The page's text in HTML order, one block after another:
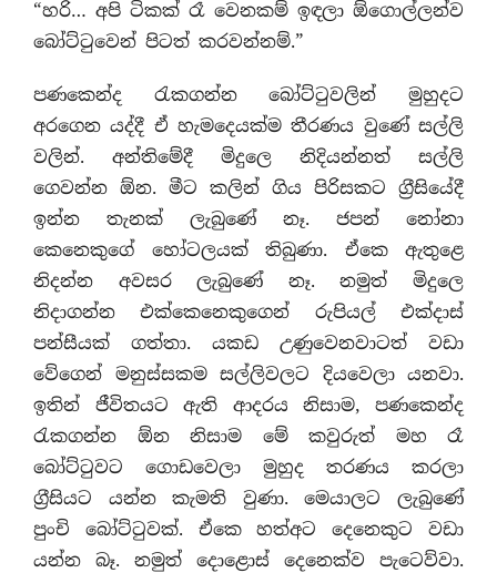
“හරි… අපි ටිකක් රෑ වෙනකම් ඉඳලා ඕගොල්ලන්ව
බෝට්ටුවෙන් පිටත් කරවන්නම්.”
පණකෙන්ද රැකගන්න බෝට්ටුවලින් මුහුදට
අරගෙන යද්දී ඒ හැමදෙයක්ම තීරණය වුණේ සල්ලි
වලින්. අන්තිමේදී මිදුලෙ නිදියන්නත් සල්ලි
ගෙවන්න ඕන. මීට කලින් ගිය පිරිසකට ග‍්‍රීසියේදී
ඉන්න තැනක් ලැබුණේ නෑ. ජපන් නෝනා
කෙනෙකුගේ හෝටලයක් තිබුණා. ඒකෙ ඇතුළෙ
නිදන්න අවසර ලැබුණේ නෑ. නමුත් මිදුලෙ
නිදාගන්න එක්කෙනෙකුගෙන් රුපියල් එක්දාස්
පන්සීයක් ගත්තා. යකඩ උණුවෙනවාටත් වඩා
වේගෙන් මනුස්සකම සල්ලිවලට දියවෙලා යනවා.
ඉතින් ජීවිතයට ඇති ආදරය නිසාම, පණකෙන්ද
රැකගන්න ඕන නිසාම මේ කවුරුත් මහ රෑ
බෝට්ටුවට ගොඩවෙලා මුහුද තරණය කරලා
ග‍්‍රීසියට යන්න කැමති වුණා. මෙයාලට ලැබුණේ
පුංචි බෝට්ටුවක්. ඒකෙ හත්අට දෙනෙකුට වඩා
යන්න බෑ. නමුත් දොළොස් දෙනෙක්ව පැටෙව්වා.